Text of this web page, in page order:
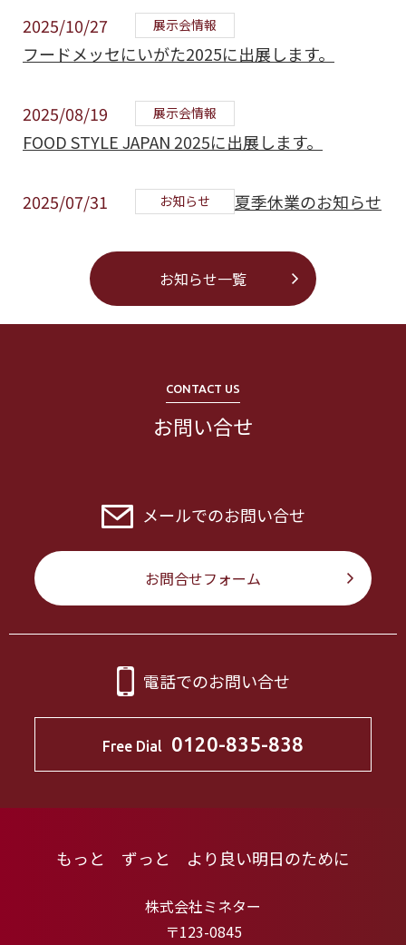
2025/10/27 展示会情報
フードメッセにいがた2025に出展します。
2025/08/19 展示会情報
FOOD STYLE JAPAN 2025に出展します。
2025/07/31 お知らせ 夏季休業のお知らせ
お知らせ一覧
CONTACT US
お問い合せ
メールでのお問い合せ
お問合せフォーム
電話でのお問い合せ
Free Dial 0120-835-838
もっと ずっと より良い明日のために
株式会社ミネター
〒123-0845